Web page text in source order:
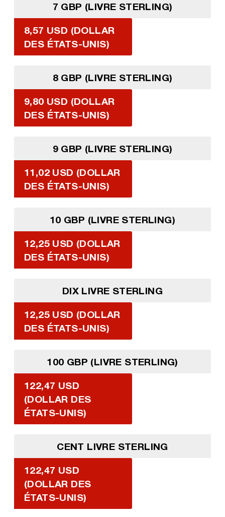
7 GBP (LIVRE STERLING)
8,57 USD (DOLLAR
DES ÉTATS-UNIS)
8 GBP (LIVRE STERLING)
9,80 USD (DOLLAR
DES ÉTATS-UNIS)
9 GBP (LIVRE STERLING)
11,02 USD (DOLLAR
DES ÉTATS-UNIS)
10 GBP (LIVRE STERLING)
12,25 USD (DOLLAR
DES ÉTATS-UNIS)
DIX LIVRE STERLING
12,25 USD (DOLLAR
DES ÉTATS-UNIS)
100 GBP (LIVRE STERLING)
122,47 USD
(DOLLAR DES
ÉTATS-UNIS)
CENT LIVRE STERLING
122,47 USD
(DOLLAR DES
ÉTATS-UNIS)